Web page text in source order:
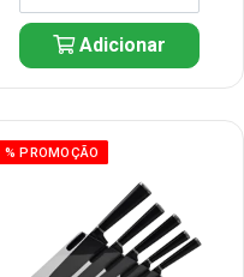
Adicionar
% PROMOÇÃO